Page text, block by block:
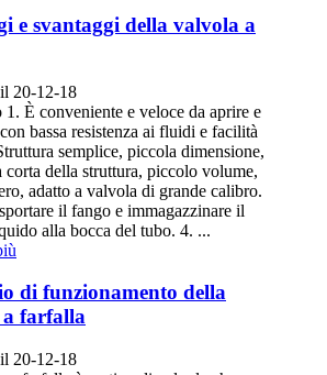
e svantaggi della valvola a
20-12-18
1. È conveniente e veloce da aprire e
bassa resistenza ai fluidi e facilità
semplice, piccola dimensione,
corta della struttura, piccolo volume,
adatto a valvola di grande calibro.
il fango e immagazzinare il
alla bocca del tubo. 4. ...
di funzionamento della
farfalla
20-12-18